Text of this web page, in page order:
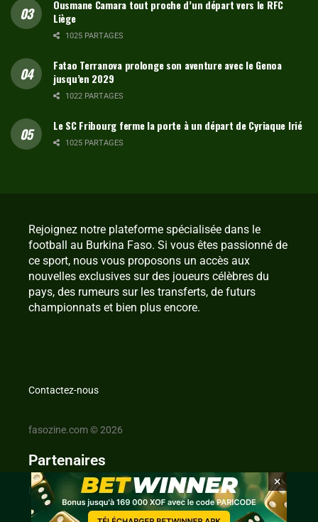
Ousmane Camara tout proche d’un départ vers le RFC
Liège
1025 PARTAGES
Fatao Terranova prolonge son aventure avec le Genoa
jusqu’en 2029
1022 PARTAGES
Le SC Fribourg ferme la porte à un départ de Cyriaque Irié
1025 PARTAGES
Rejoignez notre plateforme spécialisée dans le
football au Burkina Faso. Si vous êtes passionné de
ce sport, nous vous proposons un accès aux
nouvelles exclusives sur des joueurs célèbres du
pays, des rumeurs sur les transferts, de futurs
championnats et bien plus encore.
Contactez-nous
fasozine.com © 2026
Partenaires
IvoireZine.com
×